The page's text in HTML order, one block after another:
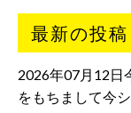
最新の投稿
2026年07月12日
をもちまして今